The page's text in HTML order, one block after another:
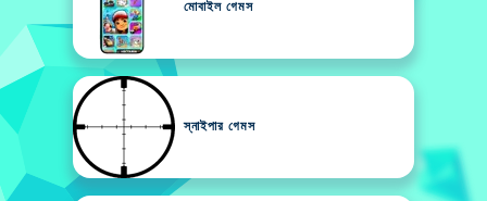
মোবাইল গেমস
স্নাইপার গেমস